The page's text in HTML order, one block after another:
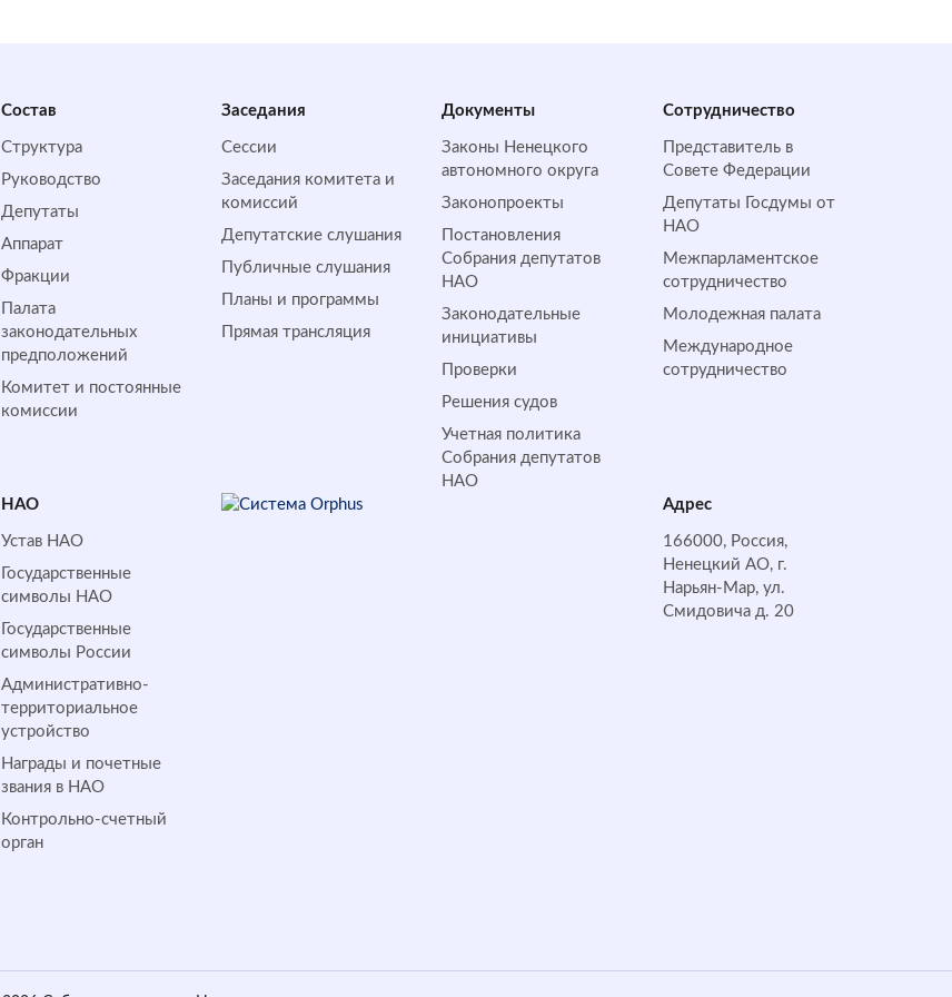
Состав
Структура
Руководство
Депутаты
Аппарат
Фракции
Палата
законодательных
предположений
Комитет и постоянные
комиссии
Заседания
Сессии
Заседания комитета и
комиссий
Депутатские слушания
Публичные слушания
Планы и программы
Прямая трансляция
Документы
Законы Ненецкого
автономного округа
Законопроекты
Постановления
Собрания депутатов
НАО
Законодательные
инициативы
Проверки
Решения судов
Учетная политика
Собрания депутатов
НАО
Сотрудничество
Представитель в
Совете Федерации
Депутаты Госдумы от
НАО
Межпарламентское
сотрудничество
Молодежная палата
Международное
сотрудничество
НАО
Устав НАО
Государственные
символы НАО
Государственные
символы России
Административно-
территориальное
устройство
Награды и почетные
звания в НАО
Контрольно-счетный
орган
Адрес
166000, Россия,
Ненецкий АО, г.
Нарьян-Мар, ул.
Смидовича д. 20